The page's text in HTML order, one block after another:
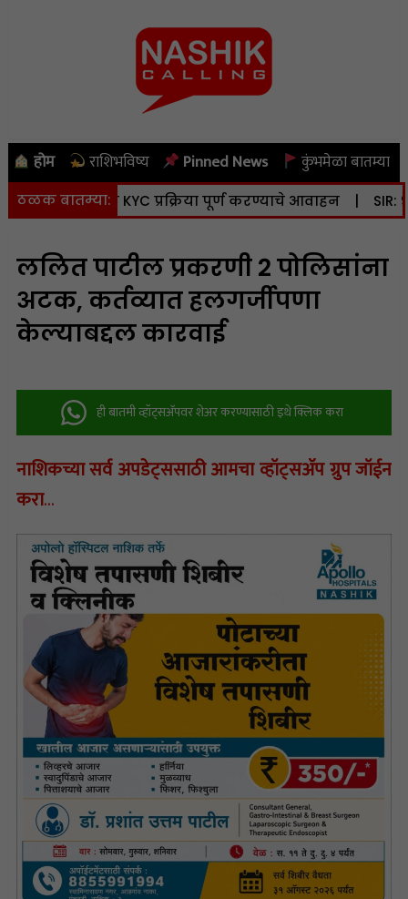
होम राशिभविष्य Pinned News कुंभमेळा बातम्या
ठळक बातम्या:KYC प्रक्रिया पूर्ण करण्याचे आवाहन | SIR: 90.24
ललित पाटील प्रकरणी 2 पोलिसांना
अटक, कर्तव्यात हलगर्जीपणा
केल्याबद्दल कारवाई
ही बातमी व्हॉट्सअ‍ॅपवर शेअर करण्यासाठी इथे क्लिक करा
नाशिकच्या सर्व अपडेट्ससाठी आमचा व्हॉट्सअ‍ॅप ग्रुप जॉईन
करा…